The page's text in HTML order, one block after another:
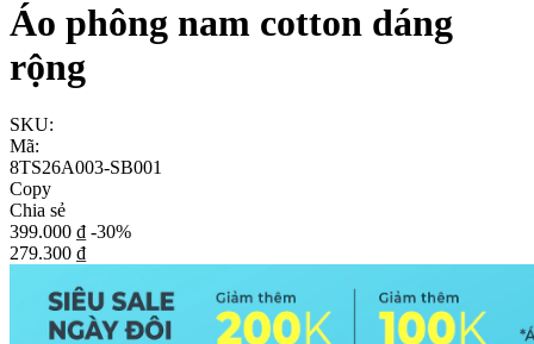
Áo phông nam cotton dáng
rộng
SKU:
Mã:
8TS26A003-SB001
Copy
Chia sẻ
399.000 ₫ -30%
279.300 ₫